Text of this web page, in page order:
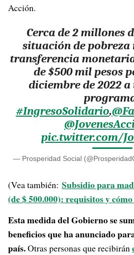
Acción.
Cerca de 2 millones
situación de
transferencia
de $500 mil pesos
diciembre de 2022 a
#IngresoSolidario,
pic.twitter.com/
— Prosperidad Social
(Vea también: Subsidio para
(de $ 500.000): requisitos y
Esta medida del Gobierno se
beneficios que ha anunciado
país.Otras personas que recibirán